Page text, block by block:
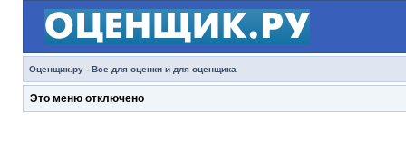
Оценщик.ру - Все для оценки и для оценщика
Это меню отключено